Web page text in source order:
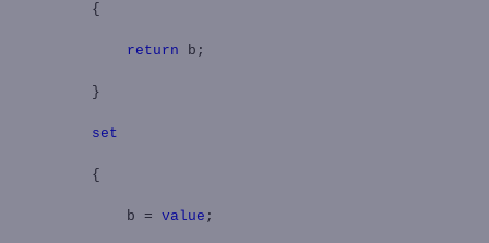
{
return b;
}
set
{
b = value ;